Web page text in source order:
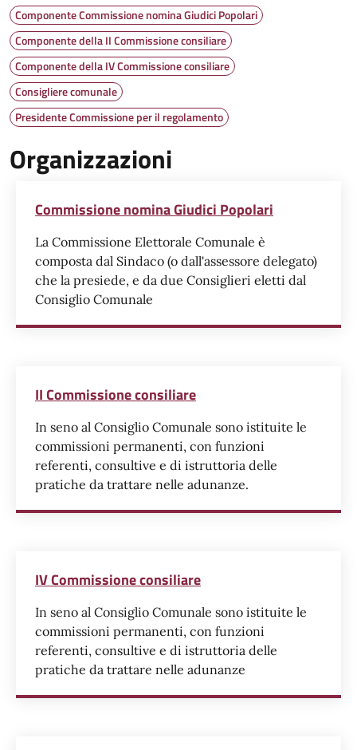
Componente Commissione nomina Giudici Popolari
Componente della II Commissione consiliare
Componente della IV Commissione consiliare
Consigliere comunale
Presidente Commissione per il regolamento
Organizzazioni
Commissione nomina Giudici Popolari
La Commissione Elettorale Comunale è
composta dal Sindaco (o dall'assessore delegato)
che la presiede, e da due Consiglieri eletti dal
Consiglio Comunale
II Commissione consiliare
In seno al Consiglio Comunale sono istituite le
commissioni permanenti, con funzioni
referenti, consultive e di istruttoria delle
pratiche da trattare nelle adunanze.
IV Commissione consiliare
In seno al Consiglio Comunale sono istituite le
commissioni permanenti, con funzioni
referenti, consultive e di istruttoria delle
pratiche da trattare nelle adunanze